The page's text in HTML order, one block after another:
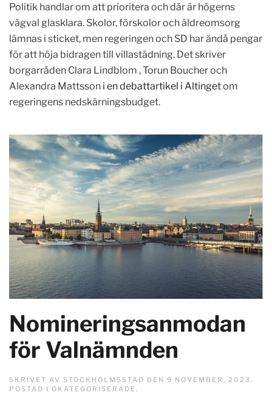
Politik handlar om att prioritera och där är högerns
vägval glasklara. Skolor, förskolor och äldreomsorg
lämnas i sticket, men regeringen och SD har ändå pengar
för att höja bidragen till villastädning. Det skriver
borgarråden Clara Lindblom , Torun Boucher och
Alexandra Mattsson i en debattartikel i Altingetom
regeringens nedskärningsbudget.
Nomineringsanmodan
för Valnämnden
SKRIVET AV STOCKHOLMSSTAD DEN 9 NOVEMBER, 2023.
POSTAD I OKATEGORISERADE.